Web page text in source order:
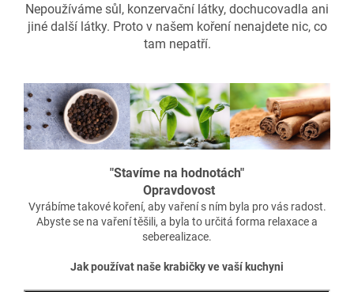
Nepoužíváme sůl, konzervační látky, dochucovadla ani
jiné další látky. Proto v našem koření nenajdete nic, co
tam nepatří.
"Stavíme na hodnotách"
Opravdovost
Vyrábíme takové koření, aby vaření s ním byla pro vás radost.
Abyste se na vaření těšili, a byla to určitá forma relaxace a
seberealizace.
Jak používat naše krabičky ve vaší kuchyni